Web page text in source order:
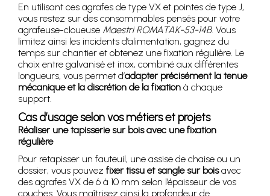
En utilisant ces agrafes de type VX et pointes de type J,
vous restez sur des consommables pensés pour votre
agrafeuse-cloueuse Maestri ROMATAK-53-14B. Vous
limitez ainsi les incidents d’alimentation, gagnez du
temps sur chantier et obtenez une fixation régulière. Le
choix entre galvanisé et inox, combiné aux différentes
longueurs, vous permet d’adapter précisément la tenue
mécanique et la discrétion de la fixation à chaque
support.
Cas d’usage selon vos métiers et projets
Réaliser une tapisserie sur bois avec une fixation
régulière
Pour retapisser un fauteuil, une assise de chaise ou un
dossier, vous pouvez fixer tissu et sangle sur boisavec
des agrafes VX de 6 à 10 mm selon l’épaisseur de vos
couches. Vous maîtrisez ainsi la profondeur de